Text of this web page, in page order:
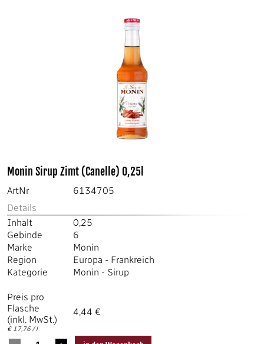
Monin Sirup Zimt (Canelle) 0,25l
ArtNr
6134705
Details
Inhalt
0,25
Gebinde
6
Marke
Monin
Region
Europa - Frankreich
Kategorie
Monin - Sirup
Preis pro
Flasche
(inkl. MwSt.)
€ 17,76 / l
4,44 €